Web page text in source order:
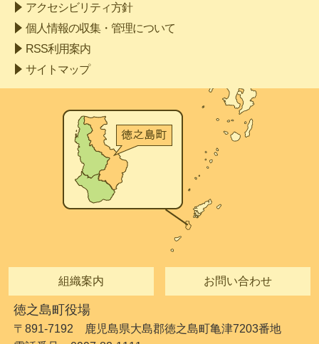
アクセシビリティ方針
個人情報の収集・管理について
RSS利用案内
サイトマップ
組織案内 お問い合わせ
徳之島町役場
〒891-7192 鹿児島県大島郡徳之島町亀津7203番地